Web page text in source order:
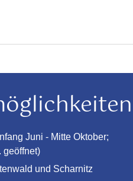
Juni - Mitte Oktober;
geöffnet)
und Scharnitz